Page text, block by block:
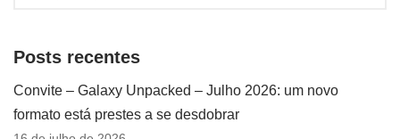
Posts recentes
Convite – Galaxy Unpacked – Julho 2026: um novo
formato está prestes a se desdobrar